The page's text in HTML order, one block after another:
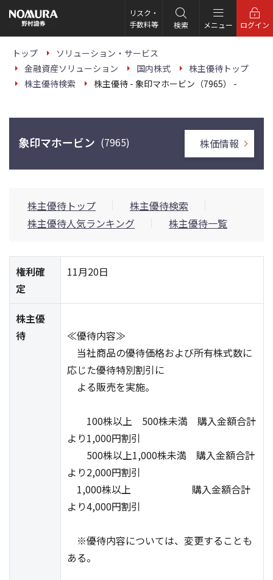
の
ー
リスク・
手数料等
検索 メニュー ログイン
トップ
ソリューション・サービス
金融資産ソリューション
国内株式
株主優待トップ
株主優待検索
株主優待 - 象印マホービン（7965） -
象印マホービン (7965) 株価情報
株主優待トップ
株主優待検索
株主優待人気ランキング
株主優待一覧
権利確
定
11月20日
株主優
待
≪優待内容≫
当社商品の優待価格および所有株式数に
応じた優待特別割引に
よる販売を実施。
100株以上 500株未満 購入金額合計
より1,000円割引
500株以上1,000株未満 購入金額合計
より2,000円割引
1,000株以上 購入金額合計
より4,000円割引
※優待内容については、変更することも
ある。